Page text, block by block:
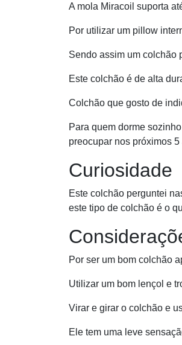
A mola Miracoil suporta
Por utilizar um pillow
Sendo assim um colchão
Este colchão é de alta
Colchão que gosto de
Para quem dorme
preocupar nos próximos
Curiosidade
Este colchão perguntei
este tipo de colchão é o
Por ser um bom colchão
Utilizar um bom lençol e
Virar e girar o colchão e
Ele tem uma leve